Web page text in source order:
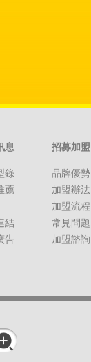
息
錄
薦
結
告
招募加盟
品牌優勢
加盟辦法
加盟流程
常見問題
加盟諮詢